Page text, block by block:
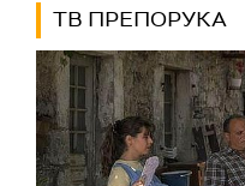
ТВ ПРЕПОРУКА